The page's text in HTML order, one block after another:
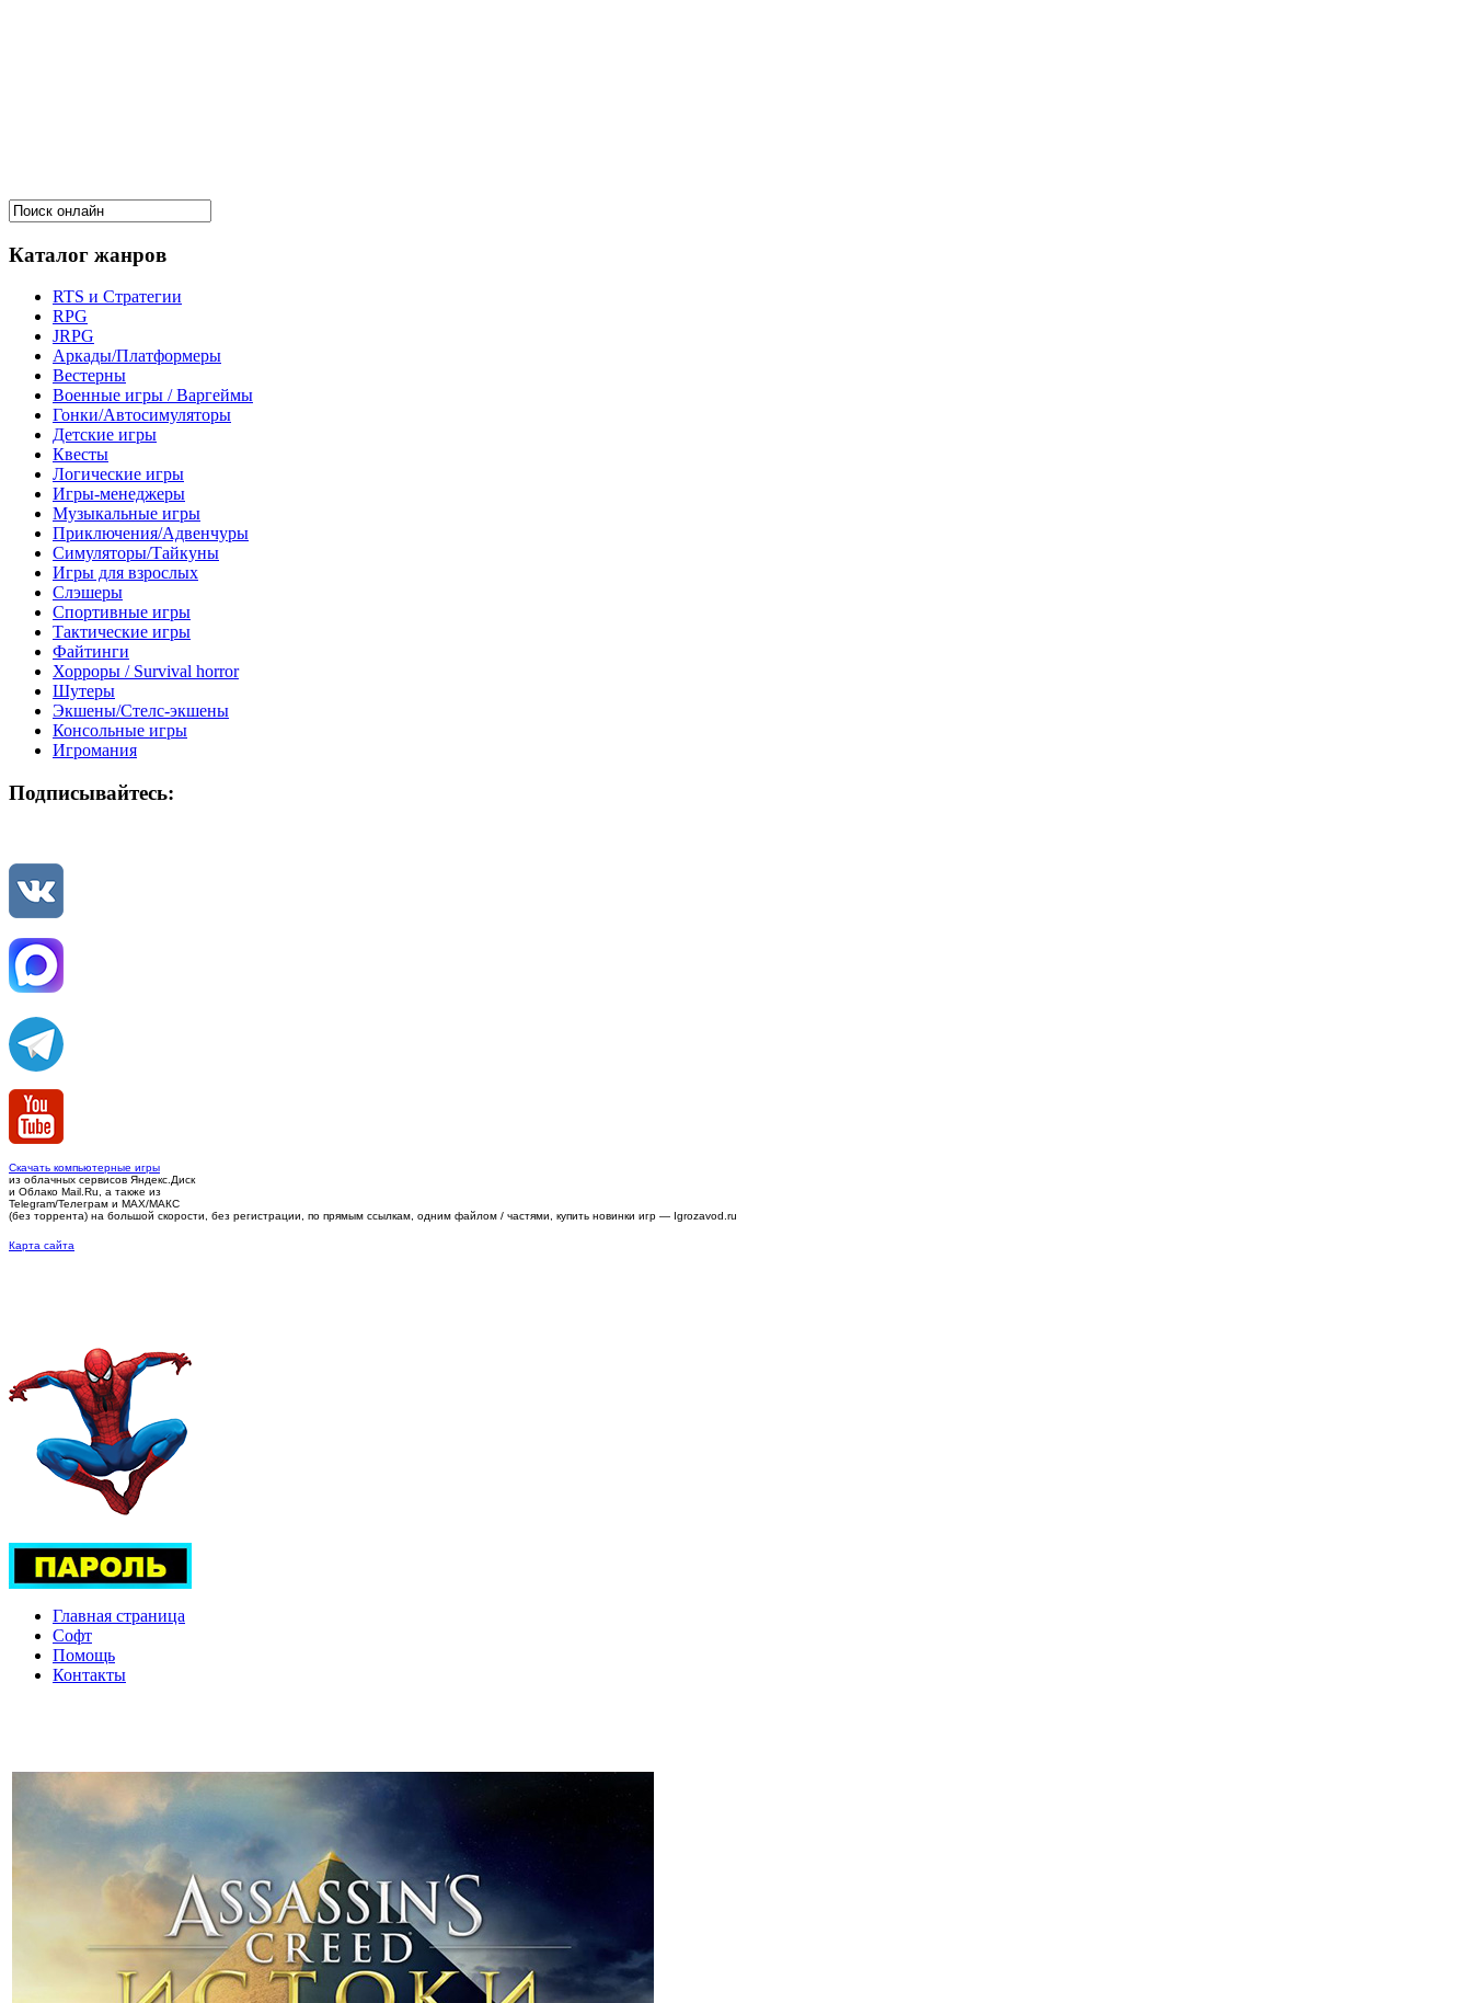
Каталог жанров
RTS и Стратегии
RPG
JRPG
Аркады/Платформеры
Вестерны
Военные игры / Варгеймы
Гонки/Автосимуляторы
Детские игры
Квесты
Логические игры
Игры-менеджеры
Музыкальные игры
Приключения/Адвенчуры
Симуляторы/Тайкуны
Игры для взрослых
Слэшеры
Спортивные игры
Тактические игры
Файтинги
Хорроры / Survival horror
Шутеры
Экшены/Стелс-экшены
Консольные игры
Игромания
Подписывайтесь:
Скачать компьютерные игры
из облачных сервисов Яндекс.Диск
и Облако Mail.Ru, а также из
Telegram/Телеграм и MAX/МАКС
(без торрента) на большой скорости, без регистрации, по прямым ссылкам, одним файлом / частями, купить новинки игр — Igrozavod.ru
Карта сайта
Главная страница
Софт
Помощь
Контакты